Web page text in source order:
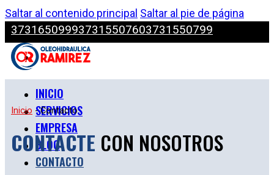
Saltar al contenido principal Saltar al pie de página
373165099937315507603731550799
INICIO
SERVICIOS
EMPRESA
BLOG
CONTACTO
Inicio -Contacto
CONTACTE CON NOSOTROS